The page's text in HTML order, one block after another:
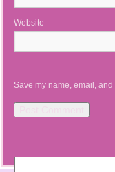
Website
Save my name, email,